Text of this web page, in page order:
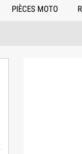
PIÈCES MOTO